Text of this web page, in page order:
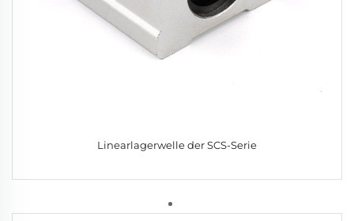
Linearlagerwelle der SCS-Serie